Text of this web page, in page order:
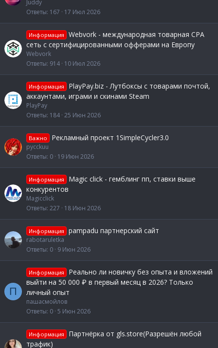
Juddy
Ответы 167 17 Июл 2026
Информация
Webvork - международная товарная СРА
сеть с сертифицированными офферами на Европу
Webvork
Ответы 914 10 Июл 2026
Информация
PlayPay.biz - Лутбоксы с товарами почтой,
аккаунтами, играми и скинами Steam
PlayPay
Ответы 184 25 Июн 2026
Важно Рекламный проект 1SimpleCycler3.0
pycckuu
Ответы 0 19 Июн 2026
Информация
Magic click - гемблинг пп, ставки выше
конкурентов
Magicclick
Ответы 227 18 Июн 2026
Информация pampadu партнерский сайт
rabotaruletka
Ответы 0 9 Июн 2026
П
Информация
Реально ли новичку без опыта и вложений
выйти на 50 000 ₽ в первый месяц в 2026? Только
личный опыт
пашасмойлов
Ответы 0 5 Июн 2026
Информация
Партнёрка от gls.store(Разрешён любой
трафик)